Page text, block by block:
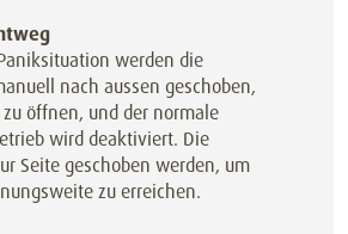
werden die
nach aussen geschoben,
öffnen, und der normale
wird deaktiviert. Die
Seite geschoben werden, um
zu erreichen.